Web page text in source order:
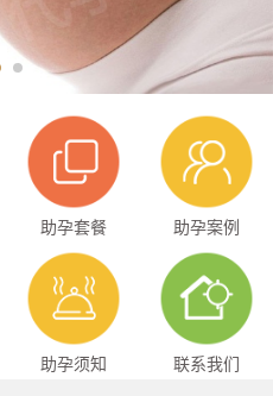
助孕套餐 助孕案例
助孕须知 联系我们